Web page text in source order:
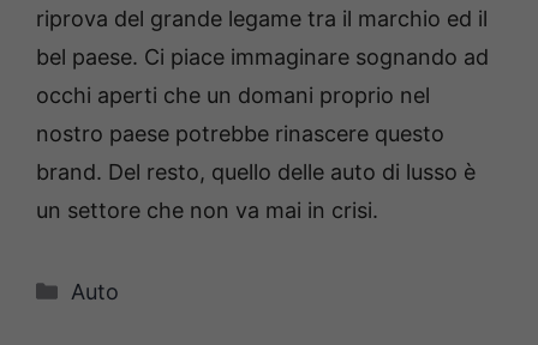
riprova del grande legame tra il marchio ed il
bel paese. Ci piace immaginare sognando ad
occhi aperti che un domani proprio nel
nostro paese potrebbe rinascere questo
brand. Del resto, quello delle auto di lusso è
un settore che non va mai in crisi.
Categorie
Auto